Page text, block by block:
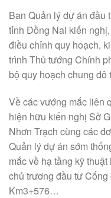
Ban Quản lý dự án đầu
tỉnh Đồng Nai kiến
điều chỉnh quy hoạch,
trình Thủ tướng Chính
bộ quy hoạch chung đô
Về các vướng mắc liên
hiện hữu kiến nghị Sở
Nhơn Trạch cùng các
Quản lý dự án sớm
mắc về hạ tầng kỹ
chủ trương đầu tư
Km3+576…